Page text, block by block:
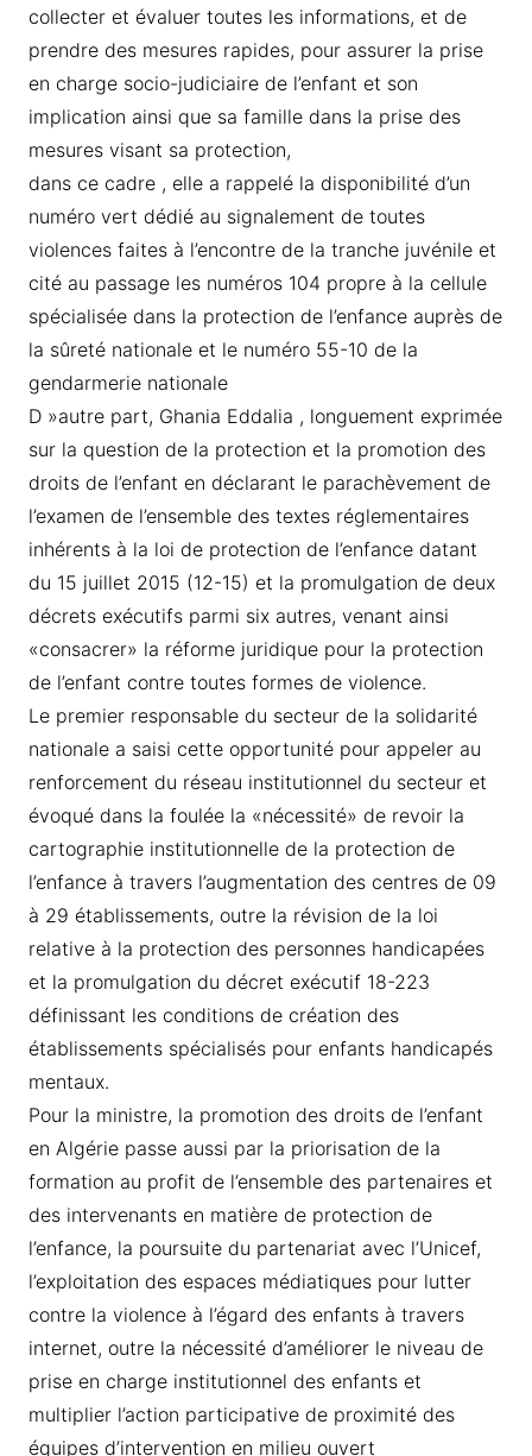
collecter et évaluer toutes les informations, et de
prendre des mesures rapides, pour assurer la prise
en charge socio-judiciaire de l’enfant et son
implication ainsi que sa famille dans la prise des
mesures visant sa protection,
dans ce cadre , elle a rappelé la disponibilité d’un
numéro vert dédié au signalement de toutes
violences faites à l’encontre de la tranche juvénile et
cité au passage les numéros 104 propre à la cellule
spécialisée dans la protection de l’enfance auprès de
la sûreté nationale et le numéro 55-10 de la
gendarmerie nationale
D »autre part, Ghania Eddalia , longuement exprimée
sur la question de la protection et la promotion des
droits de l’enfant en déclarant le parachèvement de
l’examen de l’ensemble des textes réglementaires
inhérents à la loi de protection de l’enfance datant
du 15 juillet 2015 (12-15) et la promulgation de deux
décrets exécutifs parmi six autres, venant ainsi
«consacrer» la réforme juridique pour la protection
de l’enfant contre toutes formes de violence.
Le premier responsable du secteur de la solidarité
nationale a saisi cette opportunité pour appeler au
renforcement du réseau institutionnel du secteur et
évoqué dans la foulée la «nécessité» de revoir la
cartographie institutionnelle de la protection de
l’enfance à travers l’augmentation des centres de 09
à 29 établissements, outre la révision de la loi
relative à la protection des personnes handicapées
et la promulgation du décret exécutif 18-223
définissant les conditions de création des
établissements spécialisés pour enfants handicapés
mentaux.
Pour la ministre, la promotion des droits de l’enfant
en Algérie passe aussi par la priorisation de la
formation au profit de l’ensemble des partenaires et
des intervenants en matière de protection de
l’enfance, la poursuite du partenariat avec l’Unicef,
l’exploitation des espaces médiatiques pour lutter
contre la violence à l’égard des enfants à travers
internet, outre la nécessité d’améliorer le niveau de
prise en charge institutionnel des enfants et
multiplier l’action participative de proximité des
équipes d’intervention en milieu ouvert